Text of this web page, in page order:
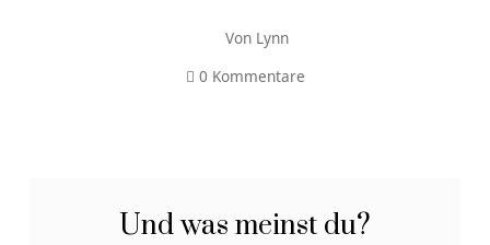
Von Lynn
0 Kommentare
Und was meinst du?